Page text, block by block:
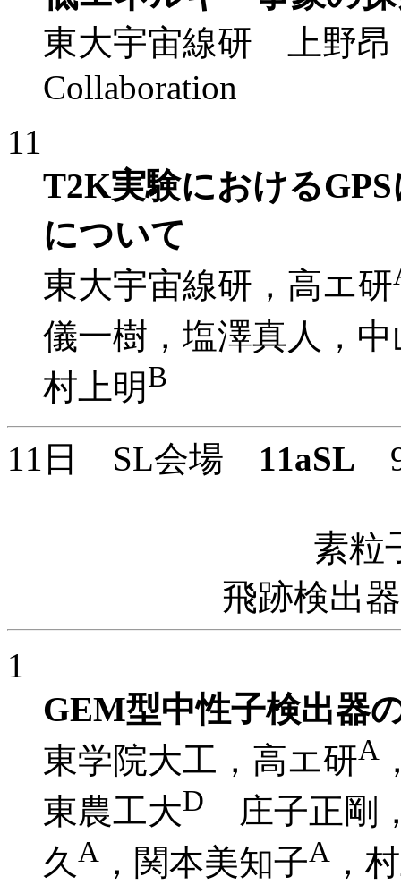
東大宇宙線研 上野昂
Collaboration
11
T2K実験における
について
東大宇宙線研，高エ研
儀一樹，塩澤真人，
村上明B
11日 SL会場 11aSL
素粒
飛跡検出
1
GEM型中性子検出器
東学院大工，高エ研A
東農工大D
庄子正剛
久 A ，関本美知子A ，